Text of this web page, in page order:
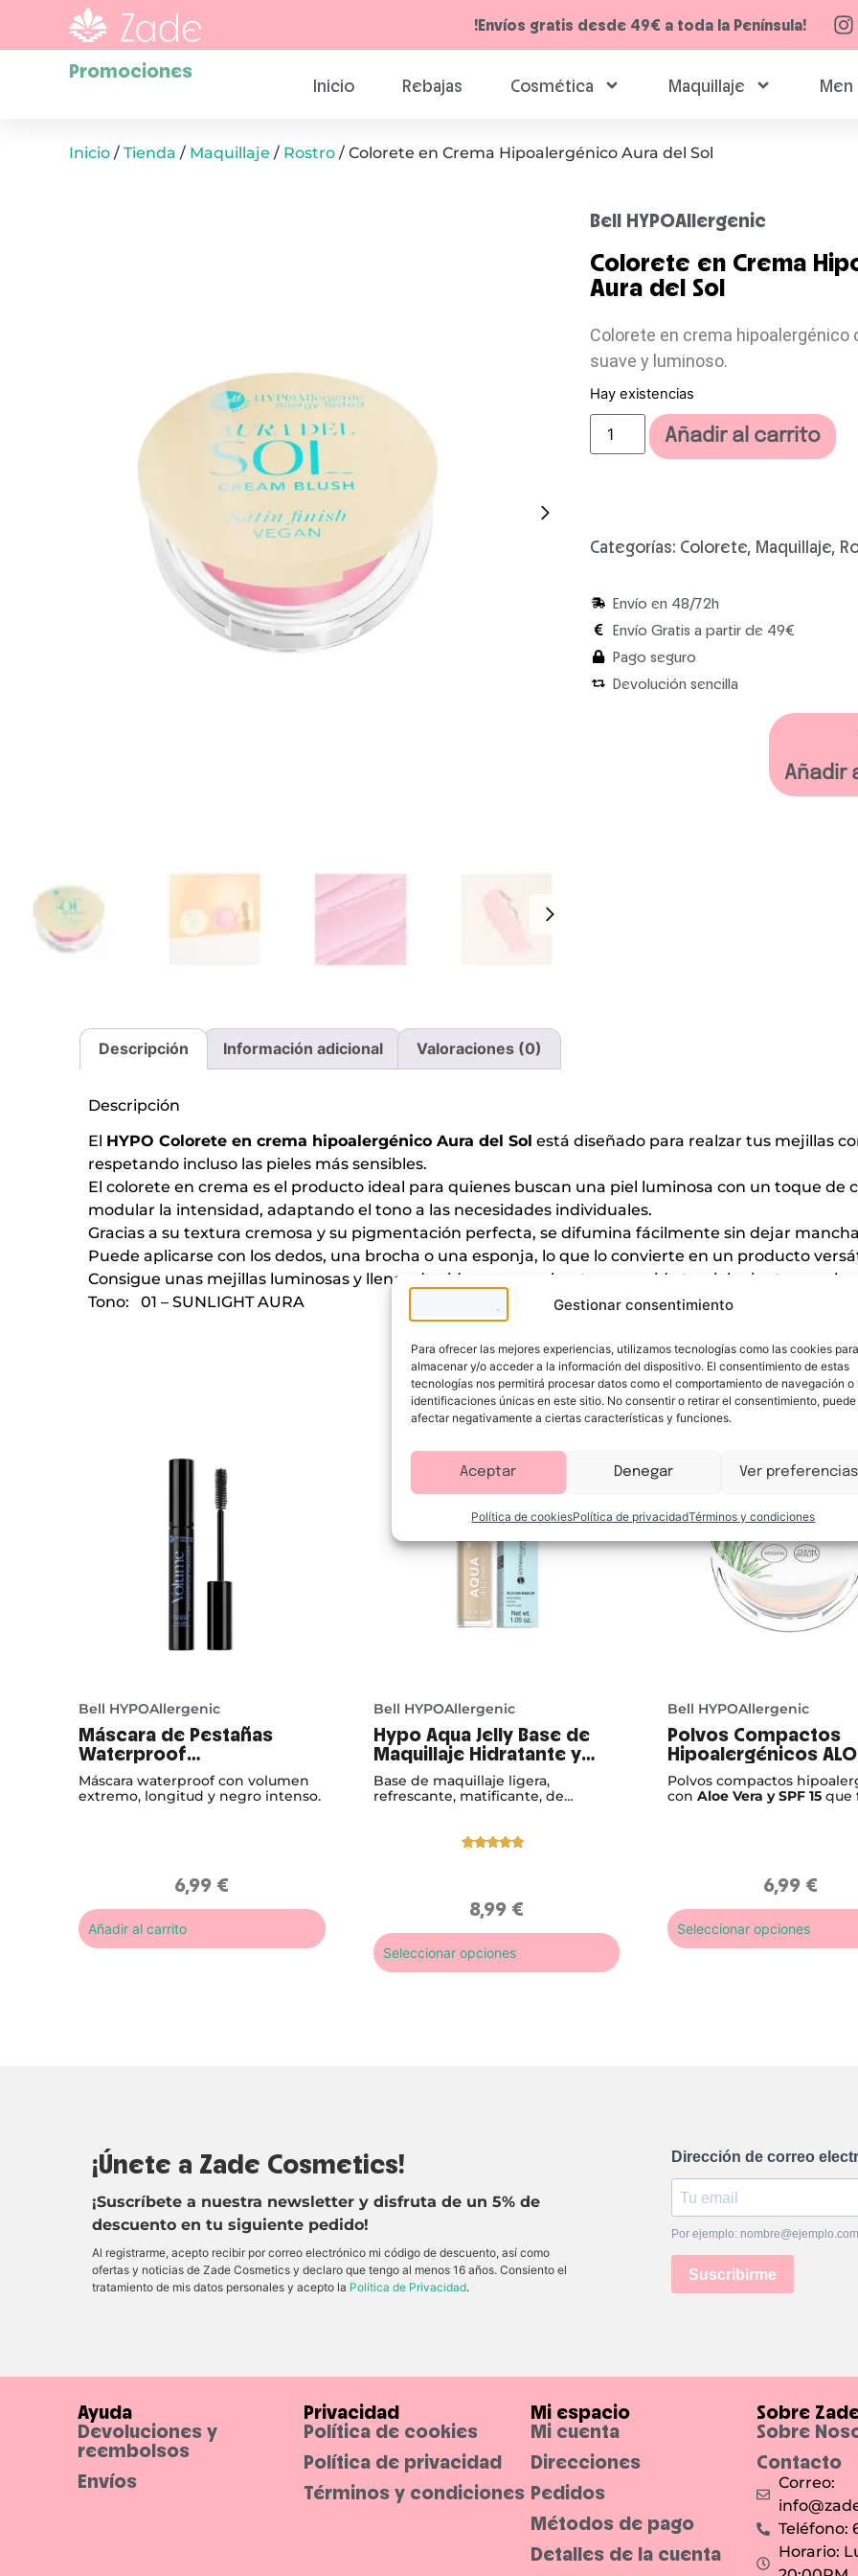
Gestionar consentimiento
Para ofrecer las mejores experiencias, utilizamos tecnologías como las cookies para
almacenar y/o acceder a la información del dispositivo. El consentimiento de estas
tecnologías nos permitirá procesar datos como el comportamiento de navegación o
identificaciones únicas en este sitio. No consentir o retirar el consentimiento, puede
afectar negativamente a ciertas características y funciones.
Aceptar Denegar Ver preferencias
Política de cookiesPolítica de privacidadTérminos y condiciones
!Envíos gratis desde 49€ a toda la Península!
Promociones
Inicio Rebajas Cosmética Maquillaje Men
Inicio / Tienda / Maquillaje / Rostro / Colorete en Crema Hipoalergénico Aura del Sol
Bell HYPOAllergenic
Colorete en Crema
Aura del Sol
Colorete en crema hipoalergénico
suave y luminoso.
Hay existencias
Añadir al carrito
Categorías: Colorete, Maquillaje,
Envío en 48/72h
Envío Gratis a partir de 49€
Pago seguro
Devolución sencilla
Añadir
Descripción Información adicional Valoraciones (0)
Descripción
El HYPO Colorete en crema hipoalergénico Aura del Sol está diseñado para realzar tus mejillas
respetando incluso las pieles más sensibles.
El colorete en crema es el producto ideal para quienes buscan una piel luminosa con un toque
modular la intensidad, adaptando el tono a las necesidades individuales.
Gracias a su textura cremosa y su pigmentación perfecta, se difumina fácilmente sin dejar
Puede aplicarse con los dedos, una brocha o una esponja, lo que lo convierte en un producto
Consigue unas mejillas luminosas y llenas de vida con un colorete que cuida tu piel mientras
Tono: 01 – SUNLIGHT AURA
Te puede interesar
Bell HYPOAllergenic
Máscara de Pestañas
Waterproof
Hipoalergénica Volume
Extra Falsies
Máscara waterproof con volumen
extremo, longitud y negro intenso.
6,99 €
Añadir al carrito
Bell HYPOAllergenic
Hypo Aqua Jelly Base de
Maquillaje Hidratante y
Matificante
Hipoalergénica
Base de maquillaje ligera,
refrescante, matificante, de
valoración
de un
8,99 €
Seleccionar opciones
Bell HYPOAllergenic
Polvos Compactos
Hipoalergénicos
15
Polvos compactos
con Aloe Vera y SPF 15 que
6,99 €
Seleccionar opciones
¡Únete a Zade Cosmetics!
¡Suscríbete a nuestra newsletter y disfruta de un 5% de
descuento en tu siguiente pedido!
Al registrarme, acepto recibir por correo electrónico mi código de descuento, así como
ofertas y noticias de Zade Cosmetics y declaro que tengo al menos 16 años. Consiento el
tratamiento de mis datos personales y acepto la Política de Privacidad.
Dirección de correo
Por ejemplo: nombre@ejemplo.com
Suscribirme
Ayuda
Devoluciones y
reembolsos
Envíos
Privacidad
Política de cookies
Política de privacidad
Términos y condiciones
Mi espacio
Mi cuenta
Direcciones
Pedidos
Métodos de pago
Detalles de la cuenta
Sobre
Sobre
Contacto
Correo:
Teléfono:
Horario: